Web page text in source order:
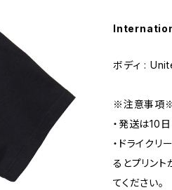
ボディ :
※注意事項
・発送は10
・ドライク
るとプリン
てください。